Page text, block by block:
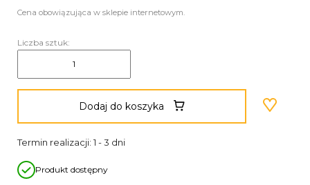
Cena obowiązująca w sklepie internetowym.
Liczba sztuk:
Dodaj do koszyka
Termin realizacji: 1 - 3 dni
Produkt dostępny